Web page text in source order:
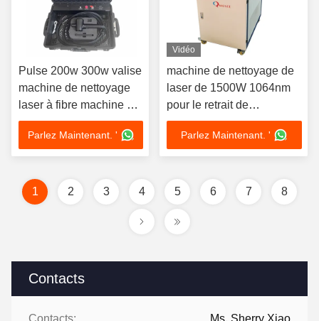
Contacts
Contacts: Ms. Sherry Xiao
Pulse 200w 300w valise
machine de nettoyage
laser à fibre machine de
détachement de rouille
Parlez Maintenant. '
Vidéo
machine de nettoyage de
laser de 1500W 1064nm
pour le retrait de
revêtement industriel
Parlez Maintenant. '
1 2 3 4 5 6 7 8